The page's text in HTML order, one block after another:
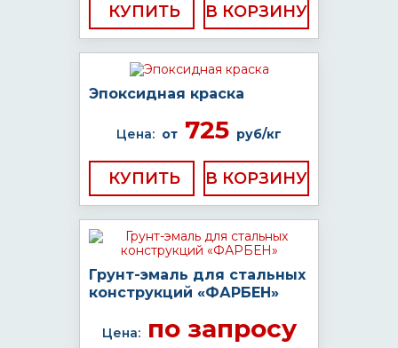
КУПИТЬ
Эпоксидная краска
Цена: от 725 руб/кг
КУПИТЬ
Грунт-эмаль для стальных
конструкций «ФАРБЕН»
Цена:по запросу